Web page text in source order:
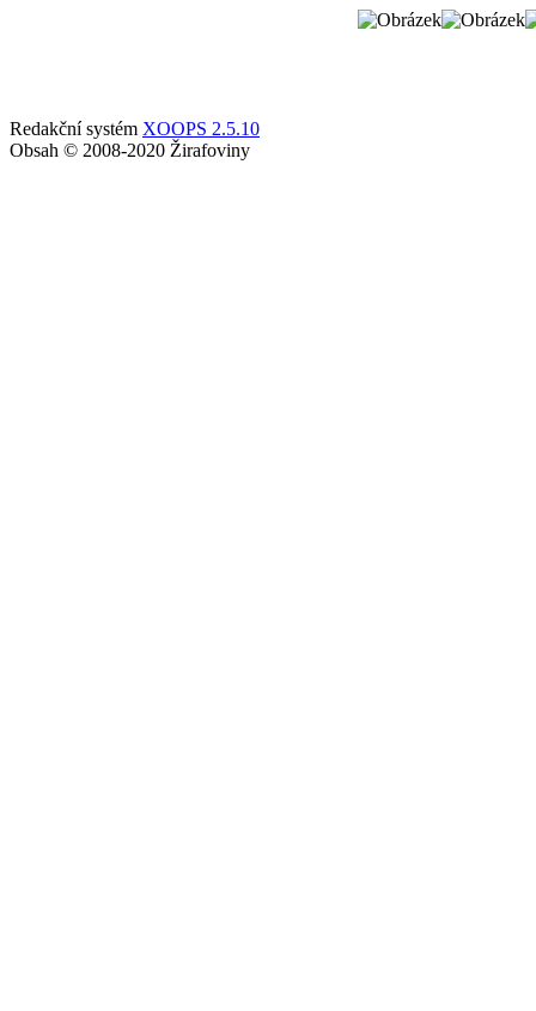
Redakční systém XOOPS 2.5.10
Obsah © 2008-2020 Žirafoviny